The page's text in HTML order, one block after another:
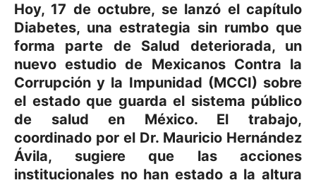
Hoy, 17 de octubre, se lanzó el capítulo
Diabetes, una estrategia sin rumbo que
forma parte de Salud deteriorada, un
nuevo estudio de Mexicanos Contra la
Corrupción y la Impunidad (MCCI) sobre
el estado que guarda el sistema público
de salud en México. El trabajo,
coordinado por el Dr. Mauricio Hernández
Ávila, sugiere que las acciones
institucionales no han estado a la altura